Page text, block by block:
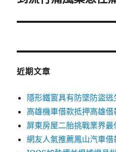
文
近期文章
隱形鐵窗具有防墜防盜
高雄機車借款抵押高雄
屏東房屋二胎挑戰業界
網友人氣推薦鳳山汽車